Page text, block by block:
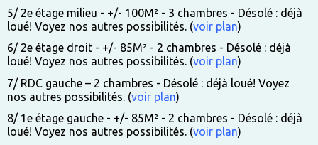
5/ 2e étage milieu - +/- 100M² - 3 chambres - Désolé : déjà
loué! Voyez nos autres possibilités. (voir plan)
6/ 2e étage droit - +/- 85M² - 2 chambres - Désolé : déjà
loué! Voyez nos autres possibilités. (voir plan)
7/ RDC gauche – 2 chambres - Désolé : déjà loué! Voyez
nos autres possibilités. (voir plan)
8/ 1e étage gauche - +/- 85M² - 2 chambres - Désolé : déjà
loué! Voyez nos autres possibilités. (voir plan)